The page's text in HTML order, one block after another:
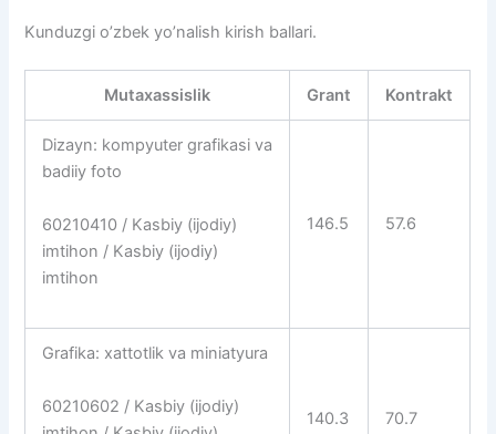
Kunduzgi o’zbek yo’nalish kirish ballari.
Mutaxassislik Grant Kontrakt
Dizayn: kompyuter grafikasi va
badiiy foto
60210410 / Kasbiy (ijodiy)
imtihon / Kasbiy (ijodiy)
imtihon
146.5 57.6
Grafika: xattotlik va miniatyura
60210602 / Kasbiy (ijodiy)
140.3 70.7